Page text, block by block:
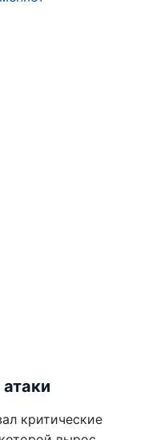
критические